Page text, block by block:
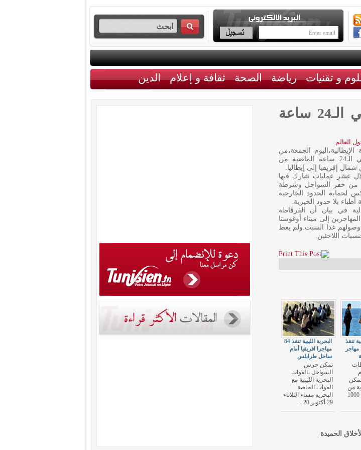
و تقنيات رياضة الصحة ثقافة و إعلام الدين
البحرية الإيطالية تنقذ 1759 مهاجرا في الـ24 ساعة
العالم
الجمعة،من
إنقاذ 1759 مهاجرا في الـ24 ساعة الماضية من
إفريقيا إلى إيطاليا.
عشر عمليات شارك فيها
من خفر السواحل وشرطة
لحماية الحدود الخارجية
أطباء بلا حدود الخيرية.
في بيان أن الفرقاطة
إلى ميناء أوغوستا
غدا السبت.ولم يعط
اللاجئين.
البحرية الليبية تنقذ 84
مهاجرا افريقيا أمام
ساحل طرابلس
تمكن حرس
السواحل بالقوات
البحرية الليبية مع
القوات الخاصة
البحرية مساء الثلاثاء
29 أكتوبر 20 ...
تنقذ
أكثر من 1000 مهاجر
من
إنقاذ أكثر من 1000
الحميدة